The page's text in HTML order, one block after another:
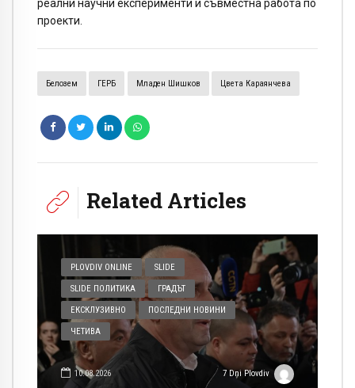
реални научни експерименти и съвместна работа по
проекти.
Белозем ГЕРБ Младен Шишков Цвета Караянчева
Related Articles
PLOVDIV ONLINE SLIDE
SLIDE ПОЛИТИКА ГРАДЪТ
ЕКСКЛУЗИВНО ПОСЛЕДНИ НОВИНИ
ЧЕТИВА
10.08.2026 7 Dni Plovdiv